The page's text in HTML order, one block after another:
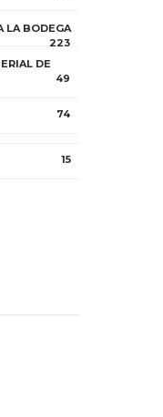
LA BODEGA
223
DE
49
74
15